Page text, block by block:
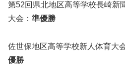
第52回県北地区高等学校長崎新
大会： 準優勝
佐世保地区高等学校新人体育大
優勝